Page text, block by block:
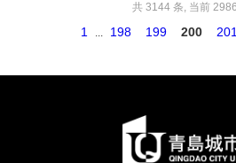
共 3144 条, 当前
1 ... 198 199 200